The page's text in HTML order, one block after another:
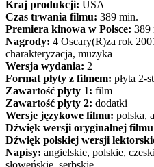
Kraj produkcji: USA
Czas trwania filmu: 389 min.
Premiera kinowa w Polsce: 389
Nagrody: 4 Oscary(R)za rok
charakteryzacja, muzyka
Wersja wydania: 2
Format płyty z filmem: płyta 2-
Zawartość płyty 1: film
Zawartość płyty 2: dodatki
Wersje językowe filmu: polska,
Dźwięk wersji oryginalnej
Dźwięk polskiej wersji
Napisy: angielskie, polskie,
słoweńskie, serbskie